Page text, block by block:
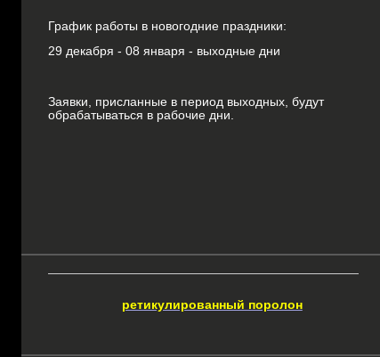
График работы в новогодние праздники:
29 декабря - 08 января - выходные дни
Заявки, присланные в период выходных, будут
обрабатываться в рабочие дни.
ретикулированный поролон